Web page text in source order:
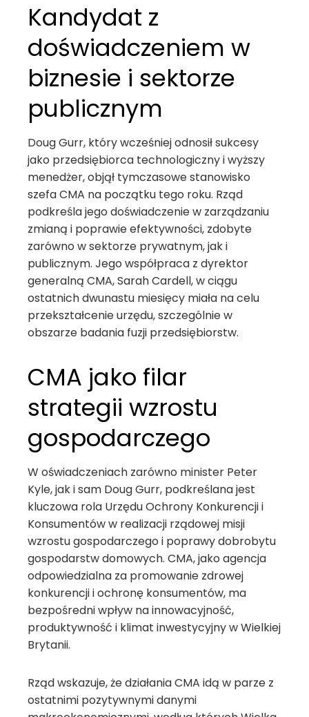
Kandydat z
doświadczeniem w
biznesie i sektorze
publicznym
Doug Gurr, który wcześniej odnosił sukcesy
jako przedsiębiorca technologiczny i wyższy
menedżer, objął tymczasowe stanowisko
szefa CMA na początku tego roku. Rząd
podkreśla jego doświadczenie w zarządzaniu
zmianą i poprawie efektywności, zdobyte
zarówno w sektorze prywatnym, jak i
publicznym. Jego współpraca z dyrektor
generalną CMA, Sarah Cardell, w ciągu
ostatnich dwunastu miesięcy miała na celu
przekształcenie urzędu, szczególnie w
obszarze badania fuzji przedsiębiorstw.
CMA jako filar
strategii wzrostu
gospodarczego
W oświadczeniach zarówno minister Peter
Kyle, jak i sam Doug Gurr, podkreślana jest
kluczowa rola Urzędu Ochrony Konkurencji i
Konsumentów w realizacji rządowej misji
wzrostu gospodarczego i poprawy dobrobytu
gospodarstw domowych. CMA, jako agencja
odpowiedzialna za promowanie zdrowej
konkurencji i ochronę konsumentów, ma
bezpośredni wpływ na innowacyjność,
produktywność i klimat inwestycyjny w Wielkiej
Brytanii.
Rząd wskazuje, że działania CMA idą w parze z
ostatnimi pozytywnymi danymi